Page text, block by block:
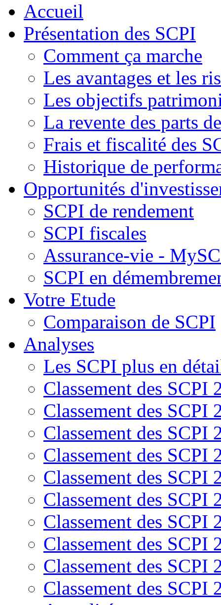
Accueil
Présentation des SCPI
Comment ça marche
Les avantages et les
Les objectifs
La revente des parts
Frais et fiscalité des
Historique de
Opportunités
SCPI de rendement
SCPI fiscales
Assurance-vie -
SCPI en
Votre Etude
Comparaison de SCPI
Analyses
Les SCPI plus en
Classement des SCPI
Classement des SCPI
Classement des SCPI
Classement des SCPI
Classement des SCPI
Classement des SCPI
Classement des SCPI
Classement des SCPI
Classement des SCPI
Classement des SCPI